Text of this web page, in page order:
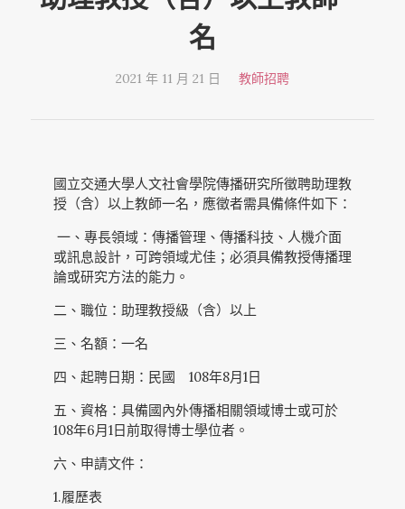
名
2021 年 11 月 21 日 教師招聘
國立交通大學人文社會學院傳播研究所徵聘助理教
授（含）以上教師一名，應徵者需具備條件如下：
一、專長領域：傳播管理、傳播科技、人機介面
或訊息設計，可跨領域尤佳；必須具備教授傳播理
論或研究方法的能力。
二、職位：助理教授級（含）以上
三、名額：一名
四、起聘日期：民國 108年8月1日
五、資格：具備國內外傳播相關領域博士或可於
108年6月1日前取得博士學位者。
六、申請文件：
1.履歷表